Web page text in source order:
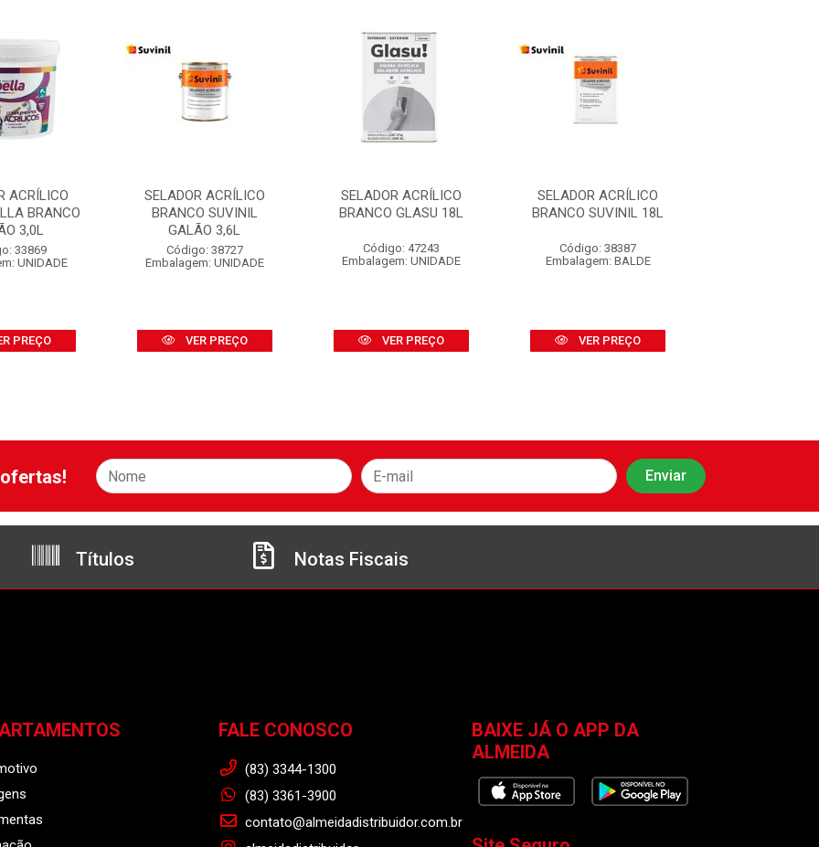
ACRÍLICO
BRANCO
3,0L
33869
UNIDADE
PREÇO
SELADOR ACRÍLICO
BRANCO SUVINIL
GALÃO 3,6L
Código: 38727
Embalagem: UNIDADE
VER PREÇO
SELADOR ACRÍLICO
BRANCO GLASU 18L
Código: 47243
Embalagem: UNIDADE
VER PREÇO
SELADOR ACRÍLICO
BRANCO SUVINIL 18L
Código: 38387
Embalagem: BALDE
VER PREÇO
Títulos Notas Fiscais
FALE CONOSCO
(83) 3344-1300
(83) 3361-3900
contato@almeidadistribuidor.com.br
BAIXE JÁ O APP DA
ALMEIDA